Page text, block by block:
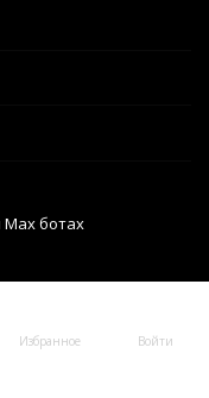
Избранное Войти
ботах